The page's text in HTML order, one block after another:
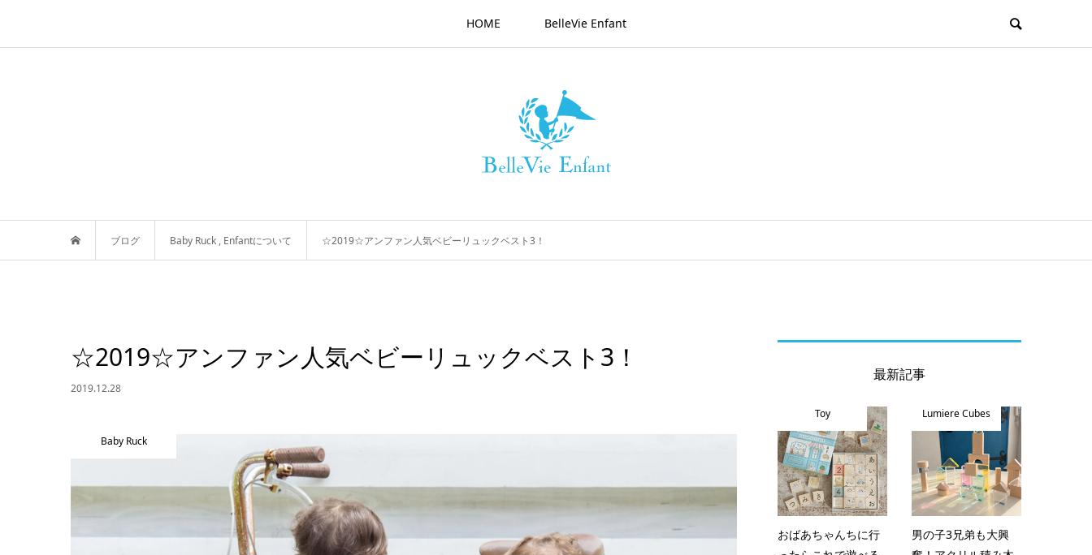
HOME BelleVie Enfant
ブログ Baby Ruck , Enfantについて ☆2019☆アンファン人気ベビーリュックベスト3！
☆2019☆アンファン人気ベビーリュックベスト3！
2019.12.28
Baby Ruck
最新記事
Toy
おばあちゃんちに行
Lumiere Cubes
男の子3兄弟も大興